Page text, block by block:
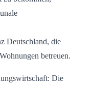
Deutschland, die
betreuen.
Die